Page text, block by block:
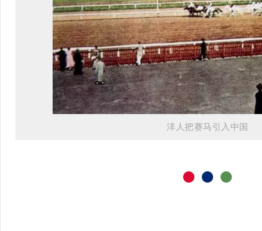
洋人把赛马引入中国
● ● ●